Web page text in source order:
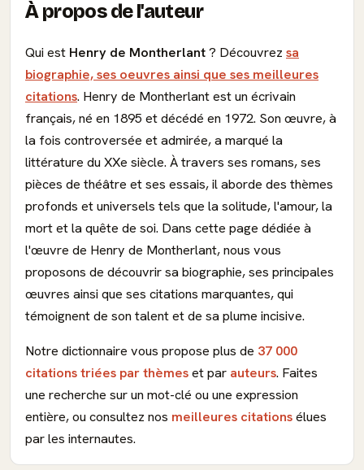
À propos de l'auteur
Qui est Henry de Montherlant? Découvrez sa
biographie, ses oeuvres ainsi que ses meilleures
citations. Henry de Montherlant est un écrivain
français, né en 1895 et décédé en 1972. Son œuvre, à
la fois controversée et admirée, a marqué la
littérature du XXe siècle. À travers ses romans, ses
pièces de théâtre et ses essais, il aborde des thèmes
profonds et universels tels que la solitude, l'amour, la
mort et la quête de soi. Dans cette page dédiée à
l'œuvre de Henry de Montherlant, nous vous
proposons de découvrir sa biographie, ses principales
œuvres ainsi que ses citations marquantes, qui
témoignent de son talent et de sa plume incisive.
Notre dictionnaire vous propose plus de 37 000
citations triées par thèmeset par auteurs. Faites
une recherche sur un mot-clé ou une expression
entière, ou consultez nos meilleures citationsélues
par les internautes.